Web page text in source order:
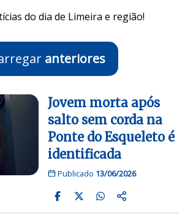
do dia de Limeira e região!
anteriores
Jovem morta após
salto sem corda na
Ponte do Esqueleto é
identificada
Publicado 13/06/2026